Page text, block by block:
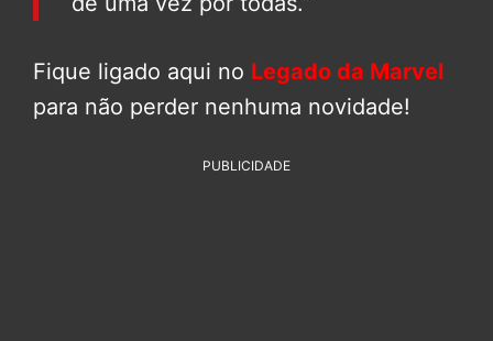
Fique ligado aqui no Legado da Marvel
para não perder nenhuma novidade!
PUBLICIDADE